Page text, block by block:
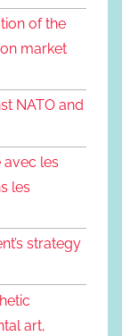
of the
market
NATO and
avec les
les
strategy
art,